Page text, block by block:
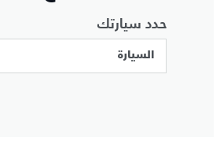
حدد سيارتك
السيارة